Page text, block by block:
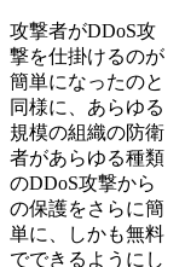
攻撃者がDDoS攻
撃を仕掛けるのが
簡単になったのと
同様に、あらゆる
規模の組織の防衛
者があらゆる種類
のDDoS攻撃から
の保護をさらに簡
単に、しかも無料
でできるようにし